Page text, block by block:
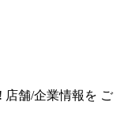
店舗/企業情報を ご